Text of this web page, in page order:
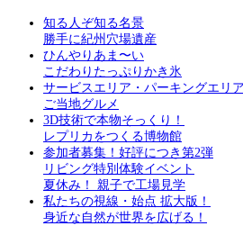
知る人ぞ知る名景
勝手に紀州穴場遺産
ひんやりあま〜い
こだわりたっぷりかき氷
サービスエリア・パーキングエリ
ご当地グルメ
3D技術で本物そっくり！
レプリカをつくる博物館
参加者募集！好評につき第2弾
リビング特別体験イベント
夏休み！ 親子で工場見学
私たちの視線・始点 拡大版！
身近な自然が世界を広げる！